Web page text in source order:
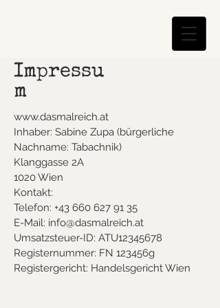
Impressu
m
www.dasmalreich.at
Inhaber: Sabine Zupa (bürgerliche
Nachname: Tabachnik)
Klanggasse 2A
1020 Wien
Kontakt:
Telefon: +43 660 627 91 35
E-Mail: info@dasmalreich.at
Umsatzsteuer-ID: ATU12345678
Registernummer: FN 123456g
Registergericht: Handelsgericht Wien